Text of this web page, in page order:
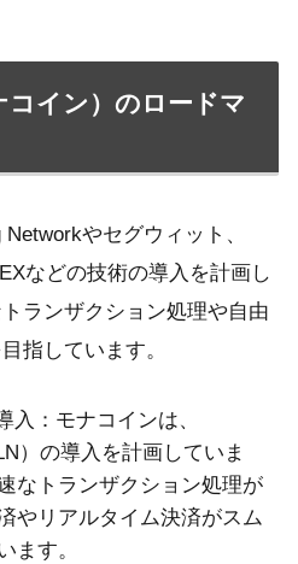
イン）のロードマ
やセグウィット、
などの技術の導入を計画し
ランザクション処理や自由
指しています。
入：モナコインは、
）の導入を計画していま
なトランザクション処理が
やリアルタイム決済がスム
ます。